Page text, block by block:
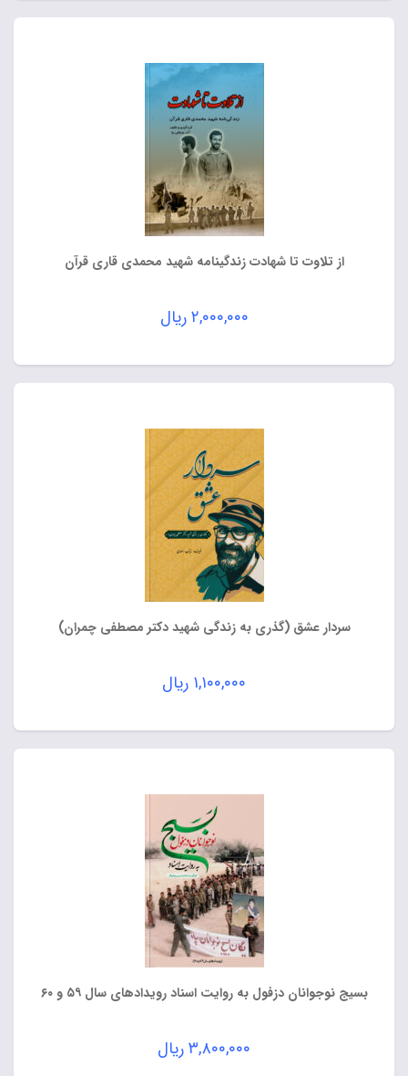
از تلاوت تا شهادت زندگینامه شهید محمدی قاری قرآن
۲,۰۰۰,۰۰۰ریال
سردار عشق (گذری به زندگی شهید دکتر مصطفی چمران)
۱,۱۰۰,۰۰۰ ریال
بسیج نوجوانان دزفول به روایت اسناد رویدادهای سال ۵۹ و ۶۰
۳,۸۰۰,۰۰۰ریال